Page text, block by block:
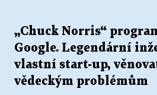
„Chuck Norris“
Google. Legendární
vlastní start-up,
vědeckým problémům